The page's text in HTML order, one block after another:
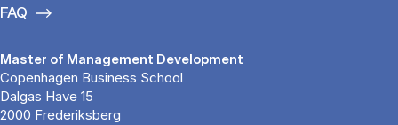
FAQ
Master of Management Development
Copenhagen Business School
Dalgas Have 15
2000 Frederiksberg